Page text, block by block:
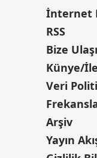
İnternet
RSS
Bize
Künye/
Veri
Arşiv
Yayın